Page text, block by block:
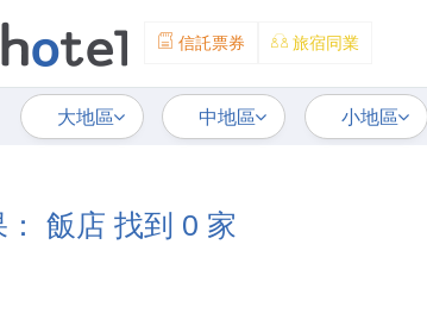
信託票券 旅宿同業
大地區 中地區 小地區
飯店 找到 0 家